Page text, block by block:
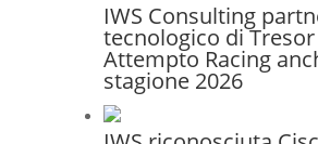
IWS Consulting
tecnologico di Tresor
Attempto Racing
stagione 2026